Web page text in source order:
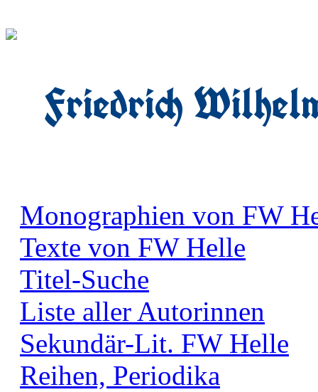
Friedrich
Monographien von FW
Texte von FW Helle
Titel-Suche
Liste aller Autorinnen
Sekundär-Lit. FW Helle
Reihen, Periodika